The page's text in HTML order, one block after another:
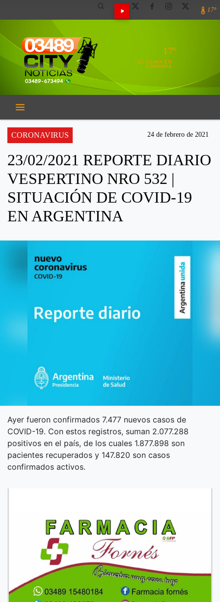
17º
17º
EL CLIMA EN
CAMPANA
CORONAVIRUS 24 de febrero de 2021
23/02/2021 REPORTE DIARIO
VESPERTINO NRO 532 |
SITUACIÓN DE COVID-19
EN ARGENTINA
Ayer fueron confirmados 7.477 nuevos casos de
COVID-19. Con estos registros, suman 2.077.288
positivos en el país, de los cuales 1.877.898 son
pacientes recuperados y 147.820 son casos
confirmados activos.